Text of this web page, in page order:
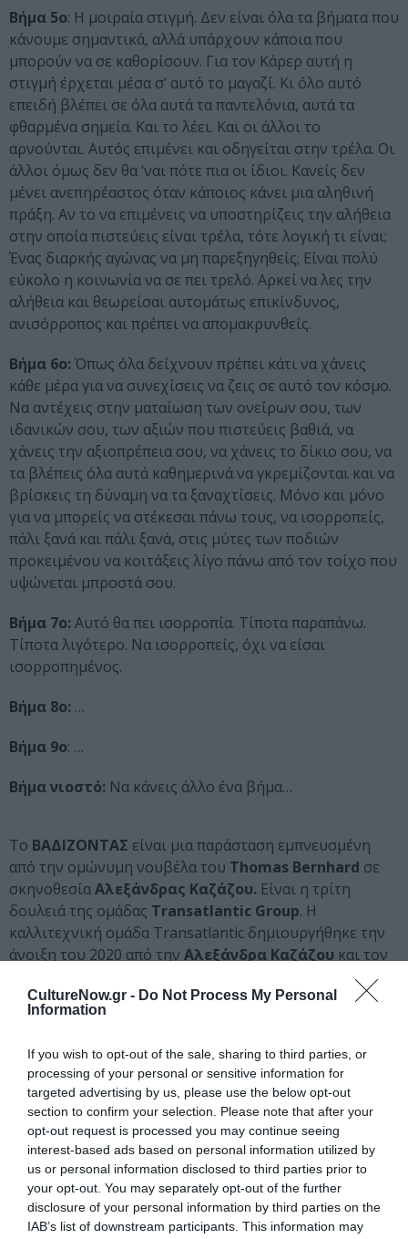
CultureNow.gr - Do Not Process My Personal
Information
If you wish to opt-out of the sale, sharing to third parties, or
processing of your personal or sensitive information for
targeted advertising by us, please use the below opt-out
section to confirm your selection. Please note that after your
opt-out request is processed you may continue seeing
interest-based ads based on personal information utilized by
us or personal information disclosed to third parties prior to
your opt-out. You may separately opt-out of the further
disclosure of your personal information by third parties on the
IAB’s list of downstream participants. This information may
Βήμα 5ο: Η μοιραία στιγμή. Δεν είναι όλα τα βήματα που
κάνουμε σημαντικά, αλλά υπάρχουν κάποια που
μπορούν να σε καθορίσουν. Για τον Κάρερ αυτή η
στιγμή έρχεται μέσα σ’ αυτό το μαγαζί. Κι όλο αυτό
επειδή βλέπει σε όλα αυτά τα παντελόνια, αυτά τα
φθαρμένα σημεία. Και το λέει. Και οι άλλοι το
αρνούνται. Αυτός επιμένει και οδηγείται στην τρέλα. Οι
άλλοι όμως δεν θα ‘ναι πότε πια οι ίδιοι. Κανείς δεν
μένει ανεπηρέαστος όταν κάποιος κάνει μια αληθινή
πράξη. Αν το να επιμένεις να υποστηρίζεις την αλήθεια
στην οποία πιστεύεις είναι τρέλα, τότε λογική τι είναι;
Ένας διαρκής αγώνας να μη παρεξηγηθείς; Είναι πολύ
εύκολο η κοινωνία να σε πει τρελό. Αρκεί να λες την
αλήθεια και θεωρείσαι αυτομάτως επικίνδυνος,
ανισόρροπος και πρέπει να απομακρυνθείς.
Βήμα 6ο: Όπως όλα δείχνουν πρέπει κάτι να χάνεις
κάθε μέρα για να συνεχίσεις να ζεις σε αυτό τον κόσμο.
Να αντέχεις στην ματαίωση των ονείρων σου, των
ιδανικών σου, των αξιών που πιστεύεις βαθιά, να
χάνεις την αξιοπρέπεια σου, να χάνεις το δίκιο σου, να
τα βλέπεις όλα αυτά καθημερινά να γκρεμίζονται και να
βρίσκεις τη δύναμη να τα ξαναχτίσεις. Μόνο και μόνο
για να μπορείς να στέκεσαι πάνω τους, να ισορροπείς,
πάλι ξανά και πάλι ξανά, στις μύτες των ποδιών
προκειμένου να κοιτάξεις λίγο πάνω από τον τοίχο που
υψώνεται μπροστά σου.
Βήμα 7ο: Αυτό θα πει ισορροπία. Τίποτα παραπάνω.
Τίποτα λιγότερο. Να ισορροπείς, όχι να είσαι
ισορροπημένος.
Βήμα 8ο: …
Βήμα 9ο: …
Βήμα νιοστό: Να κάνεις άλλο ένα βήμα…
Το ΒΑΔΙΖΟΝΤΑΣ είναι μια παράσταση εμπνευσμένη
από την ομώνυμη νουβέλα του Thomas Bernhard σε
σκηνοθεσίαΑλεξάνδρας Καζάζου. Είναι η τρίτη
δουλειά της ομάδας Transatlantic Group. Η
καλλιτεχνική ομάδα Transatlantic δημιουργήθηκε την
άνοιξη του 2020 από την Αλεξάνδρα Καζάζου και τον
καλλιτεχνικού, εκπαιδευτικού, ερευνητικού, και
κοινωνικού χαρακτήρα. Η μεγάλη επιθυμία ήταν να
ανάπτυξη και προώθηση σύγχρονων και πειραματικών
μεθόδων στον τομέα του θεάτρου, του χορού, της
μουσικής και της καλλιτεχνικής εκπαίδευσης. Επίσης, η
ομάδα θέλει να ερευνήσει προς την κατεύθυνση μίας
αλληλοσυμπληρωματικής τέχνης όπου η βασική της
αρχή είναι η αναγνώριση όλων των καλλιτεχνικών
ειδών, μορφών και μέσων, ως αυτόνομους και ισάξιους
συνεργάτες.